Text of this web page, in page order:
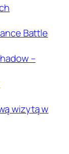
Battle
–
wizytą w